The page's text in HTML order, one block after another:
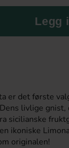
Köp
Legg
er det første
livlige
sicilianske
ikoniske
originalen!